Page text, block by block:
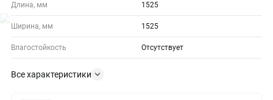
Длина, мм 1525
Ширина, мм 1525
Влагостойкость Отсутствует
Все характеристики